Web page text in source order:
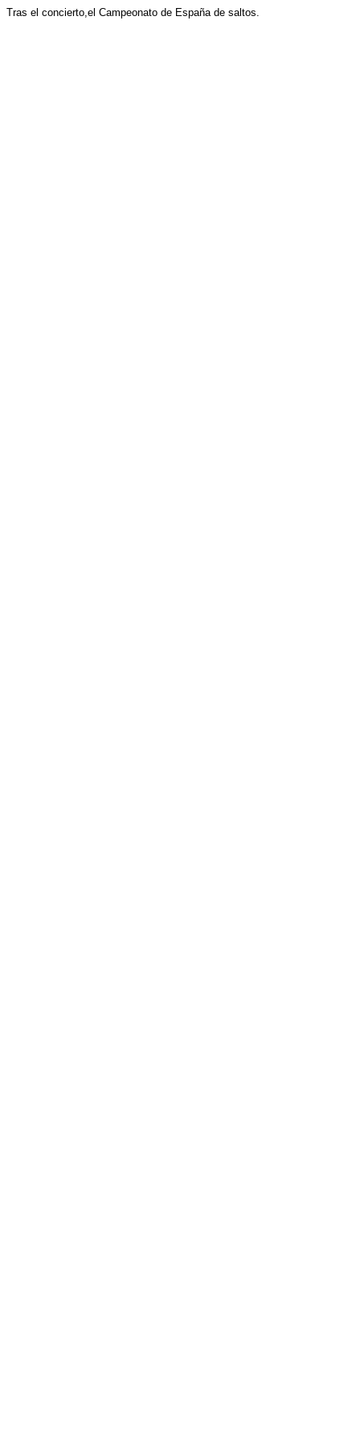
Tras el concierto,el Campeonato de España de saltos.